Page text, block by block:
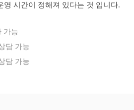
영 시간이 정해져 있다는 것 입니다.
가능
담 가능
담 가능